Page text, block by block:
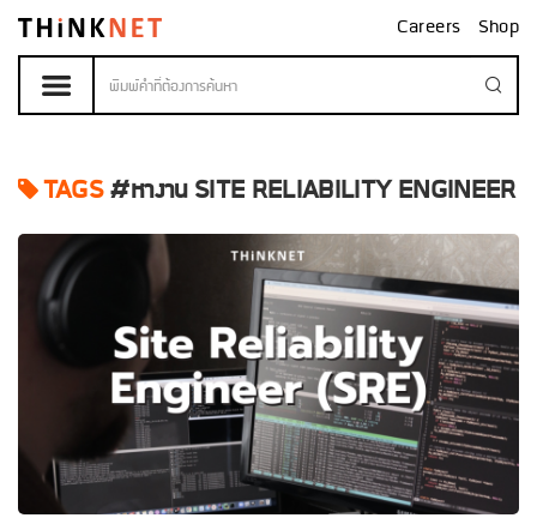
Careers Shop
TAGS#หางาน SITE RELIABILITY ENGINEER